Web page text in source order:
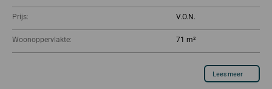
Prijs:
Woonoppervlakte: 71 m²
Lees meer